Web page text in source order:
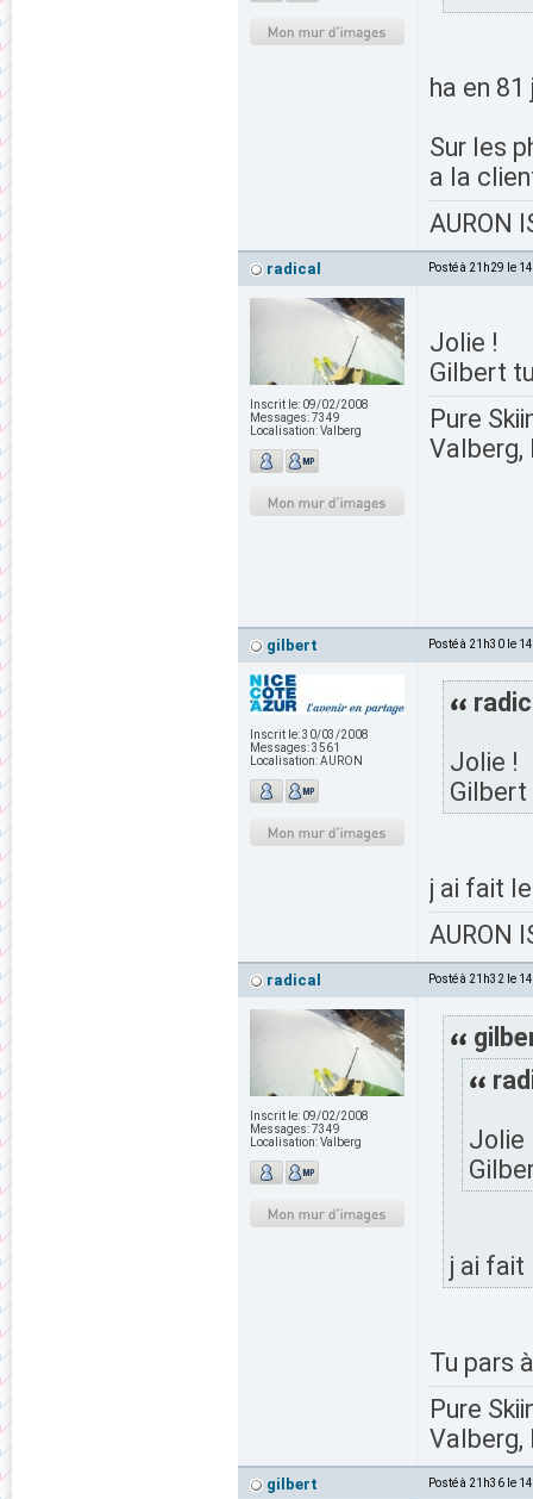
ha en
Sur les
a la
AURON
radical Posté à 21h29 le
Inscrit le: 09/02/2008
Messages:7349
Localisation:Valberg
Jolie !
Gilbert
Pure
Valberg,
gilbert Posté à 21h30 le
Inscrit le:30/03/2008
Messages:3561
Localisation:AURON
Jolie !
Gilbert
j ai fait
AURON
radical Posté à 21h32 le
Inscrit le: 09/02/2008
Messages:7349
Localisation:Valberg
Jolie
j ai fait
Tu pars
Pure
Valberg,
gilbert Posté à 21h36 le